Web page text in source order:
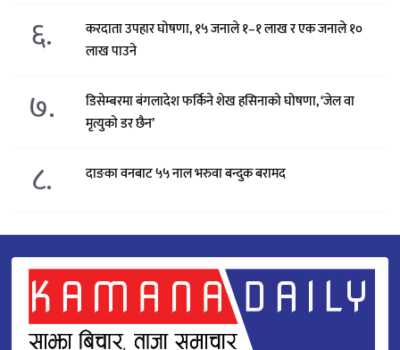
६.
करदाता उपहार घोषणा, १५ जनाले १–१ लाख र एक जनाले १०
लाख पाउने
७.
डिसेम्बरमा बंगलादेश फर्किने शेख हसिनाको घोषणा, ‘जेल वा
मृत्युको डर छैन’
८. दाङका वनबाट ५५ नाल भरुवा बन्दुक बरामद